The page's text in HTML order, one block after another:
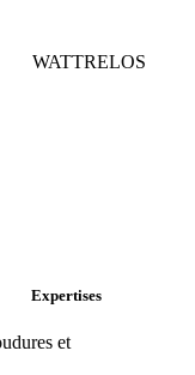
WATTRELOS
Expertises
et